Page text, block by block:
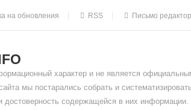
на обновления RSS Письмо
характер и не является
мы постарались собрать и
достоверность содержащейся в них